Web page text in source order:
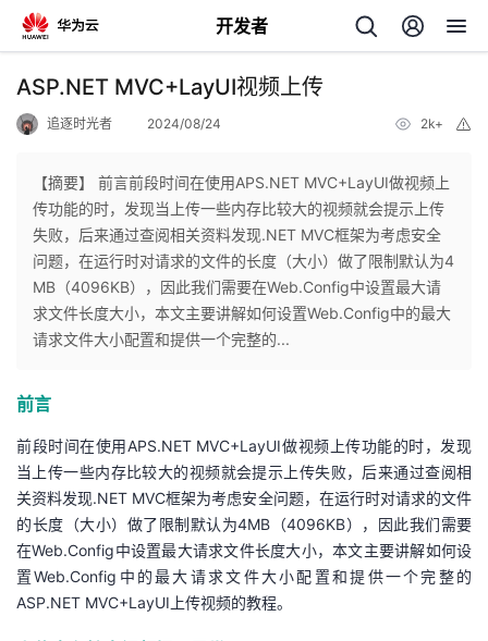
开发者
返
个
人
我
开
发
者
我
ASP.NET MVC+LayUI视频上传
追逐时光者 2024/08/24 2k+
【摘要】 前言前段时间在使用APS.NET MVC+LayUI做视频上
传功能的时，发现当上传一些内存比较大的视频就会提示上传
失败，后来通过查阅相关资料发现.NET MVC框架为考虑安全
问题，在运行时对请求的文件的长度（大小）做了限制默认为4
MB（4096KB），因此我们需要在Web.Config中设置最大请
求文件长度大小，本文主要讲解如何设置Web.Config中的最大
请求文件大小配置和提供一个完整的...
前言
前段时间在使用APS.NET MVC+LayUI做视频上传功能的时，发现
当上传一些内存比较大的视频就会提示上传失败，后来通过查阅相
关资料发现.NET MVC框架为考虑安全问题，在运行时对请求的文件
的长度（大小）做了限制默认为4MB（4096KB），因此我们需要
在Web.Config中设置最大请求文件长度大小，本文主要讲解如何设
置Web.Config中的最大请求文件大小配置和提供一个完整的
ASP.NET MVC+LayUI上传视频的教程。